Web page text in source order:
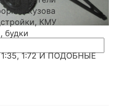
кузова
КМУ
будки
1:72 И ПОДОБНЫЕ